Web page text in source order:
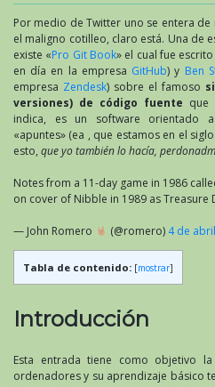
Por medio de Twitter uno se entera
el maligno cotilleo, claro está. Una de
existe «Pro Git Book» el cual fue
en día en la empresa GitHub) y Ben
empresa Zendesk) sobre el famoso
versiones) de código fuente que
indica, es un software orientado
«apuntes» (ea , que estamos en el
esto, que yo también lo hacía,
Notes from a 11-day game in 1986
on cover of Nibble in 1989 as Treasure
— John Romero (@romero) 4 de
Tabla de contenido: [mostrar]
Introducción
Esta entrada tiene como objetivo
ordenadores y su aprendizaje básico